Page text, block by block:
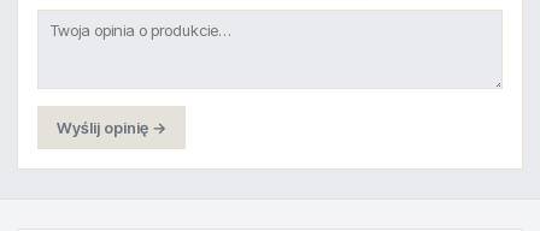
Wyślij opinię →